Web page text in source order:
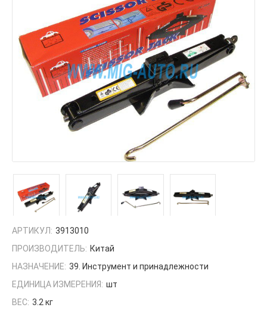
АРТИКУЛ: 3913010
ПРОИЗВОДИТЕЛЬ: Китай
НАЗНАЧЕНИЕ: 39. Инструмент и принадлежности
ЕДИНИЦА ИЗМЕРЕНИЯ: шт
ВЕС: 3.2 кг